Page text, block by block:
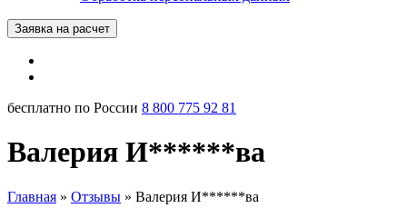
Заявка на расчет
бесплатно по России 8 800 775 92 81
Валерия И******ва
Главная » Отзывы » Валерия И******ва